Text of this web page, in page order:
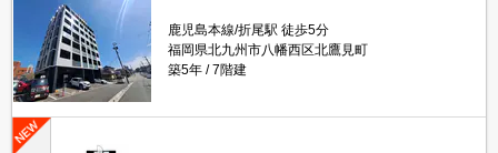
鹿児島本線/折尾駅 徒歩5分
福岡県北九州市八幡西区北鷹見町
築5年
7階建